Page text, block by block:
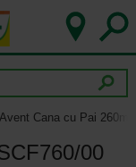
Avent Cana cu Pai
00